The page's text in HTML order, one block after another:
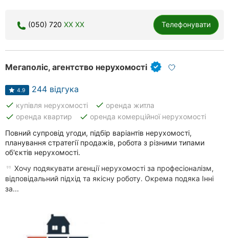
(050) 720 XX XX Телефонувати
Мегаполіс, агентство нерухомості
4.9 244 відгука
done купівля нерухомості done оренда житла
done оренда квартир done оренда комерційної нерухомості
Повний супровід угоди, підбір варіантів нерухомості,
планування стратегії продажів, робота з різними типами
об'єктів нерухомості.
Хочу подякувати агенції нерухомості за професіоналізм,
відповідальний підхід та якісну роботу. Окрема подяка Інні
за...